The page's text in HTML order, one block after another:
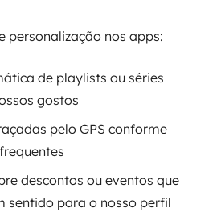
personalização nos apps:
de playlists ou séries
gostos
pelo GPS conforme
descontos ou eventos que
sentido para o nosso perfil